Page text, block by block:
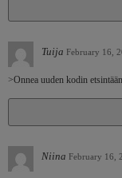
Tuija February 16,
>Onnea uuden kodin
Niina February 16,